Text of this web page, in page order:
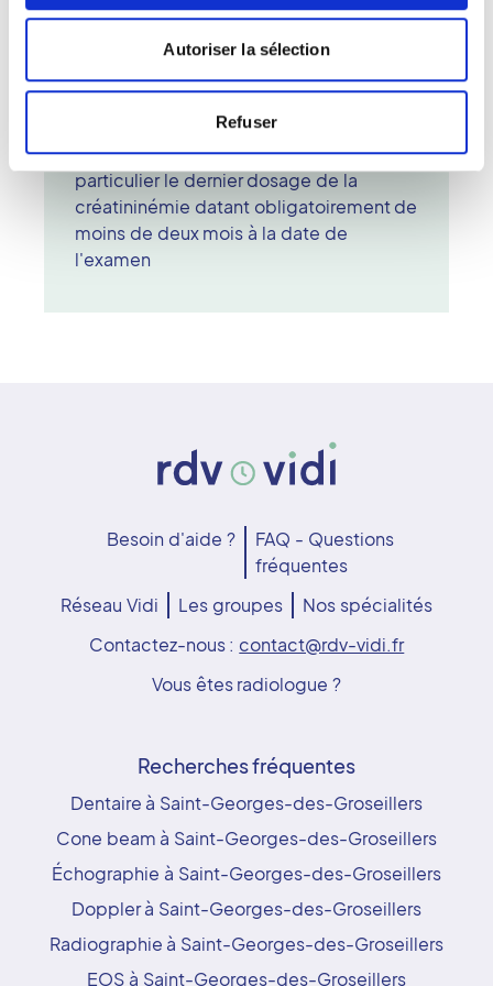
Autoriser la sélection
Refuser
- Si vous êtes enceinte ou susceptible
- Si vous avez un terrain allergique en cas
de nécessité d'injection de produit de
- Vos bilans sanguins récents en
particulier le dernier dosage de la
créatininémie datant obligatoirement de
moins de deux mois à la date de
l'examen
Besoin d'aide ?
FAQ - Questions
fréquentes
Réseau Vidi
Les groupes
Nos spécialités
Contactez-nous : contact@rdv-vidi.fr
Vous êtes radiologue ?
Recherches fréquentes
Dentaire à Saint-Georges-des-Groseillers
Cone beam à Saint-Georges-des-Groseillers
Échographie à Saint-Georges-des-Groseillers
Doppler à Saint-Georges-des-Groseillers
Radiographie à Saint-Georges-des-Groseillers
EOS à Saint-Georges-des-Groseillers